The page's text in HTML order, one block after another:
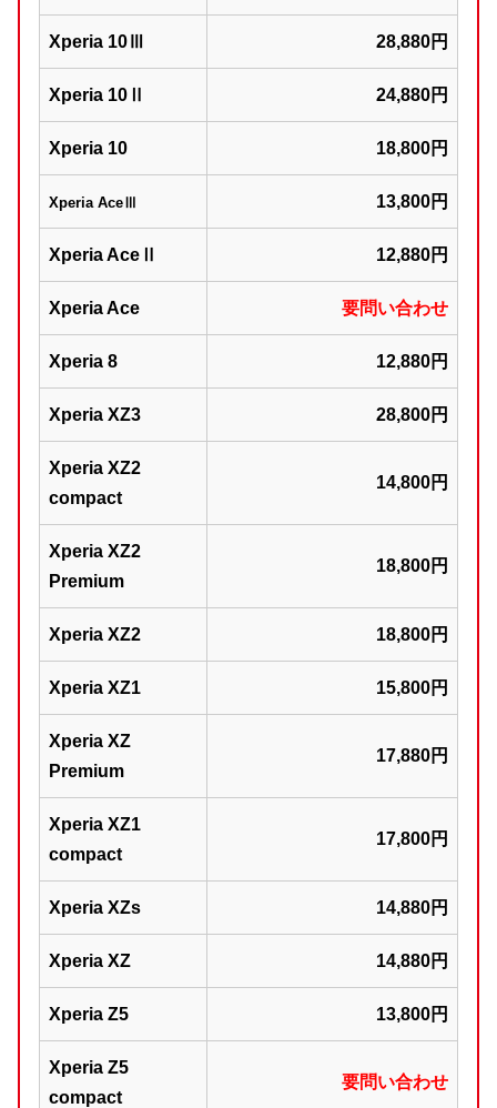
Xperia 10Ⅲ 28,880円
Xperia 10Ⅱ 24,880円
Xperia 10 18,800円
Xperia AceⅢ 13,800円
Xperia AceⅡ 12,880円
Xperia Ace 要問い合わせ
Xperia 8 12,880円
Xperia XZ3 28,800円
Xperia XZ2
compact
14,800円
Xperia XZ2
Premium
18,800円
Xperia XZ2 18,800円
Xperia XZ1 15,800円
Xperia XZ
Premium
17,880円
Xperia XZ1
compact
17,800円
Xperia XZs 14,880円
Xperia XZ 14,880円
Xperia Z5 13,800円
Xperia Z5
compact
要問い合わせ